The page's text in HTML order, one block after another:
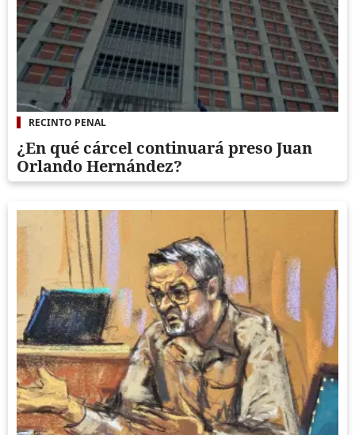
RECINTO PENAL
¿En qué cárcel continuará preso Juan
Orlando Hernández?